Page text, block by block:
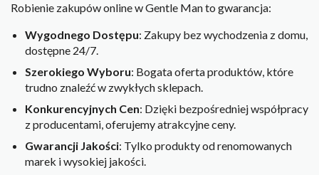
Robienie zakupów online w Gentle Man to gwarancja:
Wygodnego Dostępu: Zakupy bez wychodzenia z domu,
dostępne 24/7.
Szerokiego Wyboru: Bogata oferta produktów, które
trudno znaleźć w zwykłych sklepach.
Konkurencyjnych Cen: Dzięki bezpośredniej współpracy
z producentami, oferujemy atrakcyjne ceny.
Gwarancji Jakości: Tylko produkty od renomowanych
marek i wysokiej jakości.